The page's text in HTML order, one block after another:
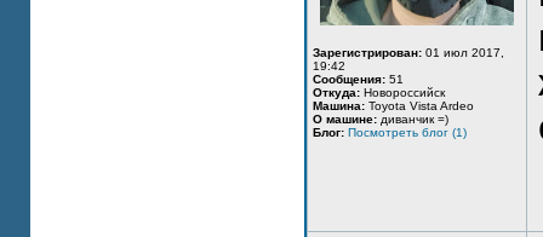
Зарегистрирован: 01 июл 2017,
19:42
Сообщения: 51
Откуда: Новороссийск
Машина: Toyota Vista Ardeo
О машине: диванчик =)
Блог: Посмотреть блог (1)